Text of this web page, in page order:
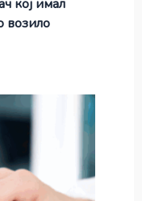
кој имал
возило